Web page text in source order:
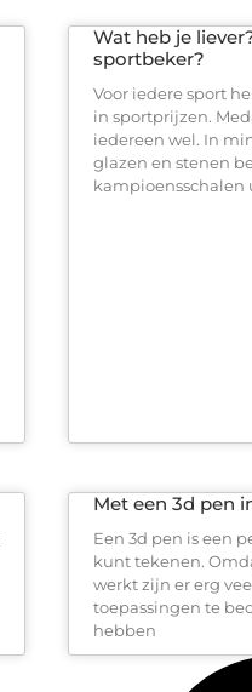
Wat heb je
sportbeker?
Voor iedere sport
in sportprijzen.
iedereen wel. In
glazen en stenen
kampioensschalen
Met een 3d pen
Een 3d pen is een
kunt tekenen.
werkt zijn er erg
toepassingen te
hebben